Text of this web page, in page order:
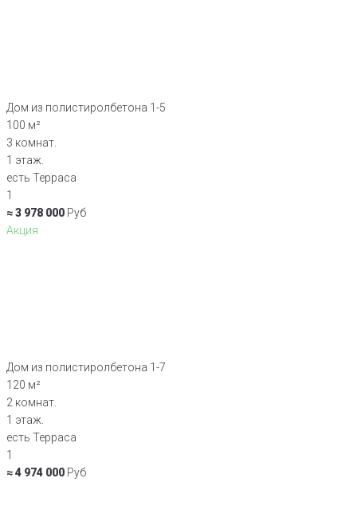
Дом из полистиролбетона 1-5
100 м²
3 комнат.
1 этаж.
есть Терраса
1
≈ 3 978 000 Руб
Акция
Дом из полистиролбетона 1-7
120 м²
2 комнат.
1 этаж.
есть Терраса
1
≈ 4 974 000 Руб